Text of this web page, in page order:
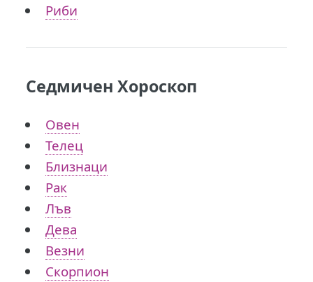
Риби
Седмичен Хороскоп
Овен
Телец
Близнаци
Рак
Лъв
Дева
Везни
Скорпион